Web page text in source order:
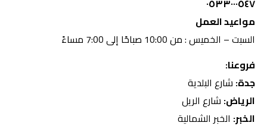
٠٥٣٣٠٠٠٥٤٧
مواعيد العمل
السبت – الخميس : من 10:00 صباحًا إلى 7:00 مساءً
فروعنا:
جدة: شارع البلدية
الرياض: شارع الريل
الخبر: الخبر الشمالية